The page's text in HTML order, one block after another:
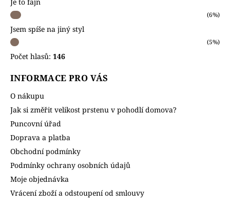
(6%)
Jsem spíše na jiný styl
(5%)
Počet hlasů: 146
INFORMACE PRO VÁS
O nákupu
Jak si změřit velikost prstenu v pohodlí domova?
Puncovní úřad
Doprava a platba
Obchodní podmínky
Podmínky ochrany osobních údajů
Moje objednávka
Vrácení zboží a odstoupení od smlouvy